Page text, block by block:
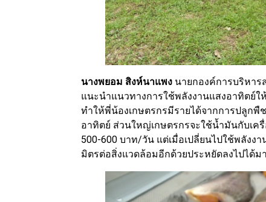
นางพยอม สิงห์นาแพง นายกองค์การบริหาร
แนะนำแนวทางการใช้พลังงานแสงอาทิตย์
ทำให้พี่น้องเกษตรกรมีรายได้จากการปลูก
อาทิตย์ ส่วนใหญ่เกษตรกรจะใช้น้ำมันกับเค
500-600 บาท/วัน แต่เมื่อเปลี่ยนไปใช้พลังง
มิตรต่อสิ่งแวดล้อมอีกด้วยประหยัดลงไปได้ม